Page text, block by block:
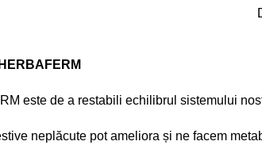
este de a restabili echilibrul sistemului
neplăcute pot ameliora și ne facem